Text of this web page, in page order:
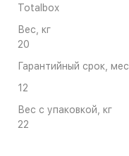
Totalbox
Вес, кг
20
Гарантийный срок, мес
12
Вес с упаковкой, кг
22